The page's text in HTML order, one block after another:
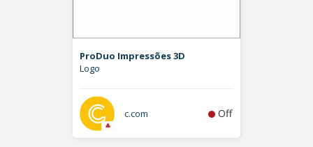
ProDuo Impressões 3D
Logo
c.com Off